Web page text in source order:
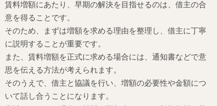
賃料増額にあたり、早期の解決を目指せるのは、借主の合
意を得ることです。
そのため、まずは増額を求める理由を整理し、借主に丁寧
に説明することが重要です。
また、賃料増額を正式に求める場合には、通知書などで意
思を伝える方法が考えられます。
そのうえで、借主と協議を行い、増額の必要性や金額につ
いて話し合うことになります。